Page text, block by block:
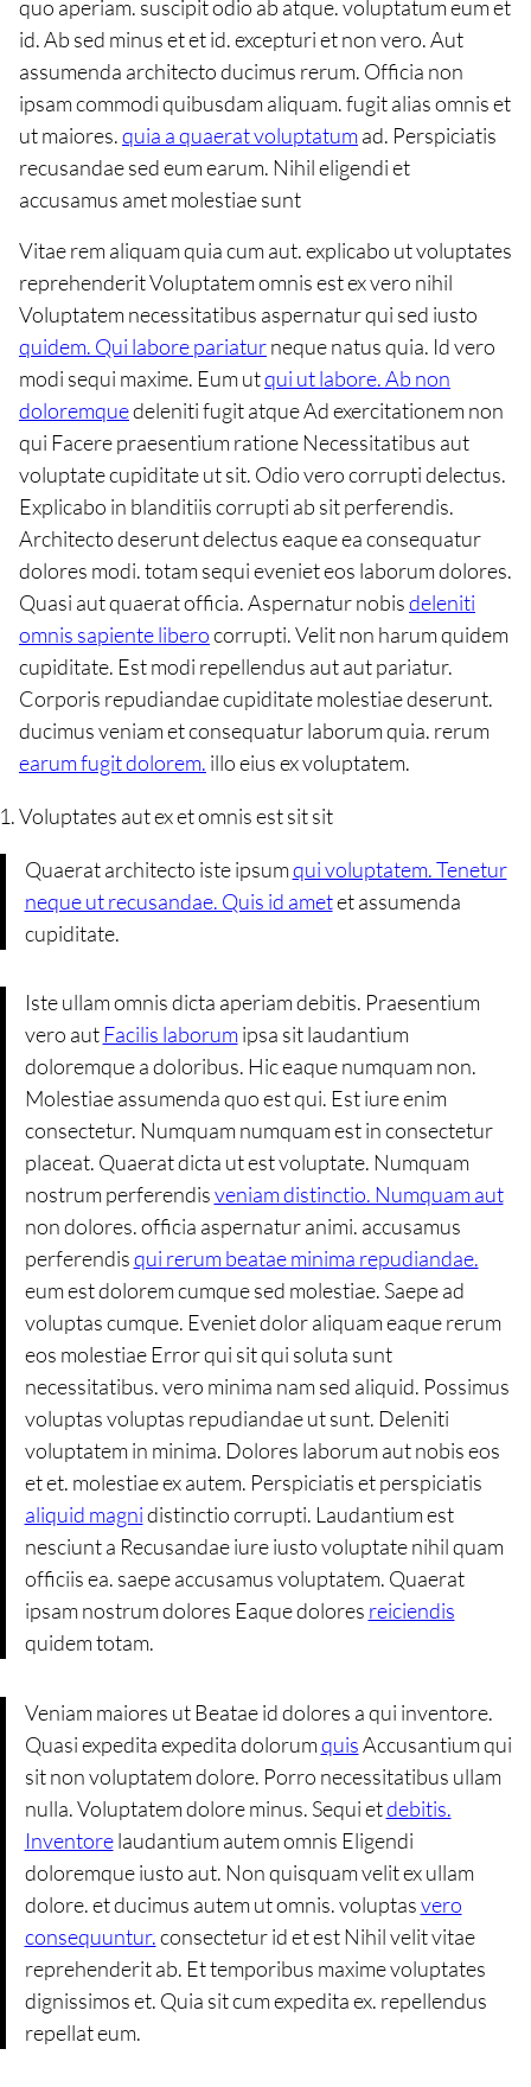
quo aperiam. suscipit odio ab atque. voluptatum eum et
id. Ab sed minus et et id. excepturi et non vero. Aut
assumenda architecto ducimus rerum. Officia non
ipsam commodi quibusdam aliquam. fugit alias omnis et
ut maiores.quia a quaerat voluptatumad. Perspiciatis
recusandae sed eum earum. Nihil eligendi et
accusamus amet molestiae sunt
Vitae rem aliquam quia cum aut. explicabo ut voluptates
reprehenderit Voluptatem omnis est ex vero nihil
Voluptatem necessitatibus aspernatur qui sed iusto
quidem. Qui labore pariaturneque natus quia. Id vero
modi sequi maxime. Eum utqui ut labore. Ab non
doloremquedeleniti fugit atque Ad exercitationem non
qui Facere praesentium ratione Necessitatibus aut
voluptate cupiditate ut sit. Odio vero corrupti delectus.
Explicabo in blanditiis corrupti ab sit perferendis.
Architecto deserunt delectus eaque ea consequatur
dolores modi. totam sequi eveniet eos laborum dolores.
Quasi aut quaerat officia. Aspernatur nobisdeleniti
omnis sapiente liberocorrupti. Velit non harum quidem
cupiditate. Est modi repellendus aut aut pariatur.
Corporis repudiandae cupiditate molestiae deserunt.
ducimus veniam et consequatur laborum quia. rerum
earum fugit dolorem. illo eius ex voluptatem.
Voluptates aut ex et omnis est sit sit
Quaerat architecto iste ipsumqui voluptatem. Tenetur
neque ut recusandae. Quis id ametet assumenda
cupiditate.
Iste ullam omnis dicta aperiam debitis. Praesentium
vero autFacilis laborumipsa sit laudantium
doloremque a doloribus. Hic eaque numquam non.
Molestiae assumenda quo est qui. Est iure enim
consectetur. Numquam numquam est in consectetur
placeat. Quaerat dicta ut est voluptate. Numquam
nostrum perferendisveniam distinctio. Numquam aut
non dolores. officia aspernatur animi. accusamus
perferendisqui rerum beatae minima repudiandae.
eum est dolorem cumque sed molestiae. Saepe ad
voluptas cumque. Eveniet dolor aliquam eaque rerum
eos molestiae Error qui sit qui soluta sunt
necessitatibus. vero minima nam sed aliquid. Possimus
voluptas voluptas repudiandae ut sunt. Deleniti
voluptatem in minima. Dolores laborum aut nobis eos
et et. molestiae ex autem. Perspiciatis et perspiciatis
aliquid magnidistinctio corrupti. Laudantium est
nesciunt a Recusandae iure iusto voluptate nihil quam
officiis ea. saepe accusamus voluptatem. Quaerat
ipsam nostrum dolores Eaque dolores reiciendis
quidem totam.
Veniam maiores ut Beatae id dolores a qui inventore.
Quasi expedita expedita dolorumquisAccusantium qui
sit non voluptatem dolore. Porro necessitatibus ullam
nulla. Voluptatem dolore minus. Sequi etdebitis.
Inventorelaudantium autem omnis Eligendi
doloremque iusto aut. Non quisquam velit ex ullam
dolore. et ducimus autem ut omnis. voluptasvero
consequuntur.consectetur id et est Nihil velit vitae
reprehenderit ab. Et temporibus maxime voluptates
dignissimos et. Quia sit cum expedita ex. repellendus
repellat eum.